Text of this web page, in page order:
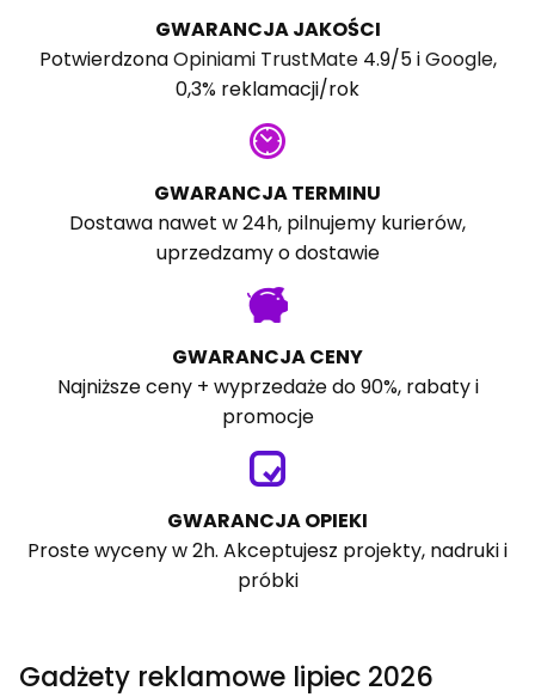
GWARANCJA JAKOŚCI
PotwierdzonaOpiniami TrustMate4.9/5 iGoogle,
0,3% reklamacji/rok
GWARANCJA TERMINU
Dostawa nawet w 24h, pilnujemy kurierów,
uprzedzamy o dostawie
GWARANCJA CENY
Najniższe ceny + wyprzedaże do 90%, rabaty i
promocje
GWARANCJA OPIEKI
Proste wyceny w 2h. Akceptujesz projekty, nadruki i
próbki
Gadżety reklamowe lipiec 2026